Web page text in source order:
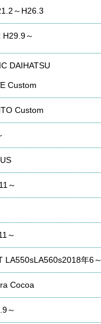
～H26.3
～
DAIHATSU
Custom
Custom
～
～
LA550sLA560s2018年6～
Cocoa
～